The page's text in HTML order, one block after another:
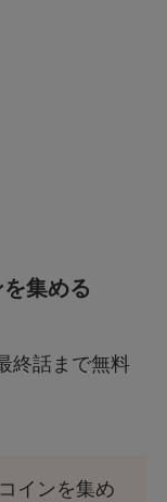
集める
終話まで無料
インを集め